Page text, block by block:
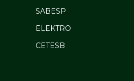
SABESP
ELEKTRO
CETESB